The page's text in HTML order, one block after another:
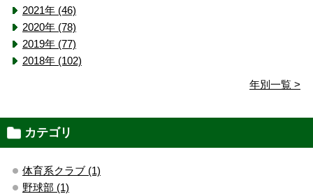
2021年 (46)
2020年 (78)
2019年 (77)
2018年 (102)
年別一覧 >
カテゴリ
体育系クラブ (1)
野球部 (1)